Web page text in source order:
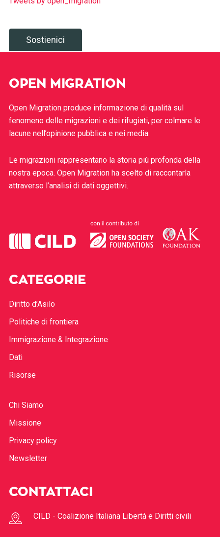
Sostienici
OPEN MIGRATION
Open Migration produce informazione di qualità sul
fenomeno delle migrazioni e dei rifugiati, per colmare le
lacune nell’opinione pubblica e nei media.
Le migrazioni rappresentano la storia più profonda della
nostra epoca. Open Migration ha scelto di raccontarla
attraverso l’analisi di dati oggettivi.
CATEGORIE
Diritto d’Asilo
Politiche di frontiera
Immigrazione & Integrazione
Dati
Risorse
Chi Siamo
Missione
Privacy policy
Newsletter
CONTATTACI
CILD - Coalizione Italiana Libertà e Diritti civili